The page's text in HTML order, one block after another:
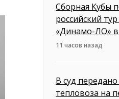
Сборная Кубы
российский
«Динамо-ЛО»
11 часов назад
В суд
тепловоза на